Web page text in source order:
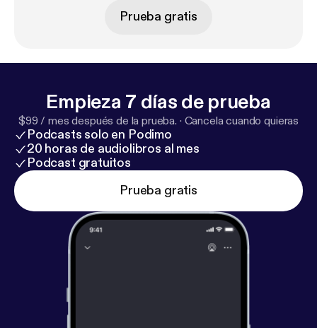
Prueba gratis
Empieza 7 días de prueba
$99 / mes después de la prueba. · Cancela cuando quieras
Podcasts solo en Podimo
20 horas de audiolibros al mes
Podcast gratuitos
Prueba gratis